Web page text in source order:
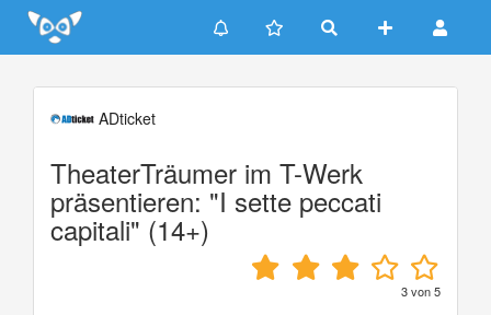
Update cookies preferences
ADticket
TheaterTräumer im T-Werk
präsentieren: "I sette peccati
capitali" (14+)
3von5